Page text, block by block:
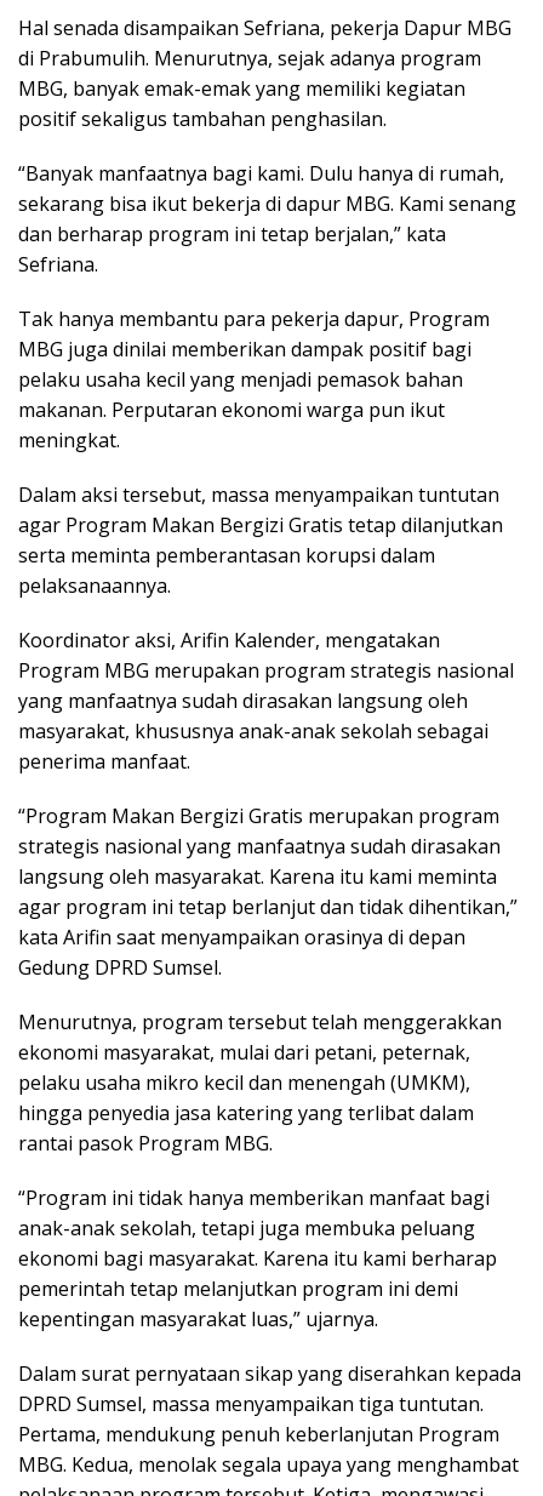
Hal senada disampaikan Sefriana, pekerja Dapur MBG
di Prabumulih. Menurutnya, sejak adanya program
MBG, banyak emak-emak yang memiliki kegiatan
positif sekaligus tambahan penghasilan.
“Banyak manfaatnya bagi kami. Dulu hanya di rumah,
sekarang bisa ikut bekerja di dapur MBG. Kami senang
dan berharap program ini tetap berjalan,” kata
Sefriana.
Tak hanya membantu para pekerja dapur, Program
MBG juga dinilai memberikan dampak positif bagi
pelaku usaha kecil yang menjadi pemasok bahan
makanan. Perputaran ekonomi warga pun ikut
meningkat.
Dalam aksi tersebut, massa menyampaikan tuntutan
agar Program Makan Bergizi Gratis tetap dilanjutkan
serta meminta pemberantasan korupsi dalam
pelaksanaannya.
Koordinator aksi, Arifin Kalender, mengatakan
Program MBG merupakan program strategis nasional
yang manfaatnya sudah dirasakan langsung oleh
masyarakat, khususnya anak-anak sekolah sebagai
penerima manfaat.
“Program Makan Bergizi Gratis merupakan program
strategis nasional yang manfaatnya sudah dirasakan
langsung oleh masyarakat. Karena itu kami meminta
agar program ini tetap berlanjut dan tidak dihentikan,”
kata Arifin saat menyampaikan orasinya di depan
Gedung DPRD Sumsel.
Menurutnya, program tersebut telah menggerakkan
ekonomi masyarakat, mulai dari petani, peternak,
pelaku usaha mikro kecil dan menengah (UMKM),
hingga penyedia jasa katering yang terlibat dalam
rantai pasok Program MBG.
“Program ini tidak hanya memberikan manfaat bagi
anak-anak sekolah, tetapi juga membuka peluang
ekonomi bagi masyarakat. Karena itu kami berharap
pemerintah tetap melanjutkan program ini demi
kepentingan masyarakat luas,” ujarnya.
Dalam surat pernyataan sikap yang diserahkan kepada
DPRD Sumsel, massa menyampaikan tiga tuntutan.
Pertama, mendukung penuh keberlanjutan Program
MBG. Kedua, menolak segala upaya yang menghambat